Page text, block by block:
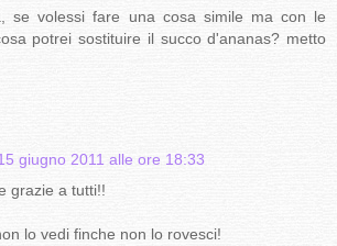
se volessi fare una cosa simile ma con le
potrei sostituire il succo d'ananas? metto
giugno 2011 alle ore 18:33
grazie a tutti!!
lo vedi finche non lo rovesci!